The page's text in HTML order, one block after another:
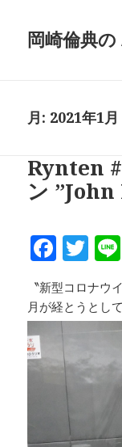
岡崎倫典
月: 2021年1月
Rynten
ン
F
a
c
e
b
o
o
k
T
w
it
te
n
〝新型コロナウ
月が経とうとし